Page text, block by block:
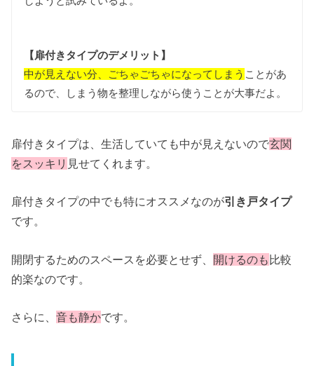
【扉付きタイプのデメリット】
中が見えない分、ごちゃごちゃになってしまう ことがあ
るので、しまう物を整理しながら使うことが大事だよ。
扉付きタイプは、生活していても中が見えないので玄関
をスッキリ 見せてくれます。
扉付きタイプの中でも特にオススメなのが引き戸タイプ
です。
開閉するためのスペースを必要とせず、 開けるのも 比較
的楽なのです。
さらに、音も静かです。